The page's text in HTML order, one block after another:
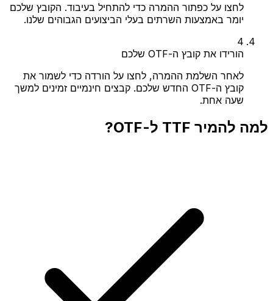
לחצו על כפתור ההמרה כדי להתחיל בעיבוד. הקובץ שלכם
יומר באמצעות השרתים בעלי הביצועים הגבוהים שלנו.
4
הורידו את קובץ ה-OTF שלכם
לאחר השלמת ההמרה, לחצו על הורדה כדי לשמור את
קובץ ה-OTF החדש שלכם. קבצים חינמיים זמינים למשך
שעה אחת.
למה להמיר TTF ל-OTF?